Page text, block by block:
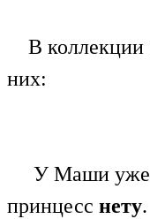
В коллекции
них:
У Маши уже
принцесс нету.